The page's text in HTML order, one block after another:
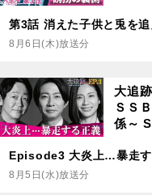
第3話 消えた子供と兎を追
8月6日(木)放送分
大追
ＳＳ
係～
Episode3 大炎上…暴走
8月5日(水)放送分